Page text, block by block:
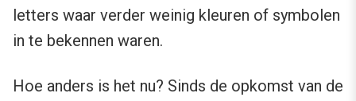
letters waar verder weinig kleuren of symbolen
in te bekennen waren.
Hoe anders is het nu? Sinds de opkomst van de